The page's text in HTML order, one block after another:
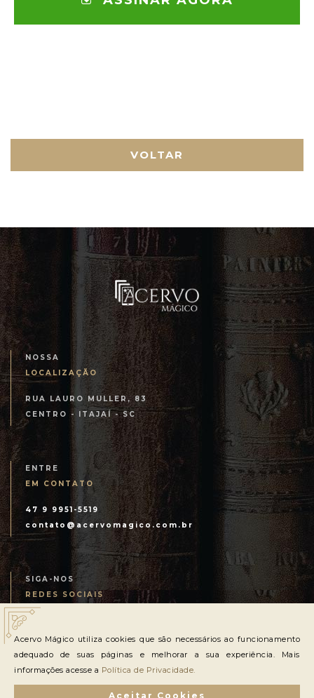
VOLTAR
NOSSA
LOCALIZAÇÃO
RUA LAURO MULLER, 83
CENTRO - ITAJAÍ - SC
ENTRE
EM CONTATO
47 9 9951-5519
contato@acervomagico.com.br
SIGA-NOS
REDES SOCIAIS
TODOS OS DIREITOS RESERVADOS
Acervo Mágico utiliza cookies que são necessários ao funcionamento
adequado de suas páginas e melhorar a sua experiência. Mais
informações acesse a Política de Privacidade.
Aceitar Cookies